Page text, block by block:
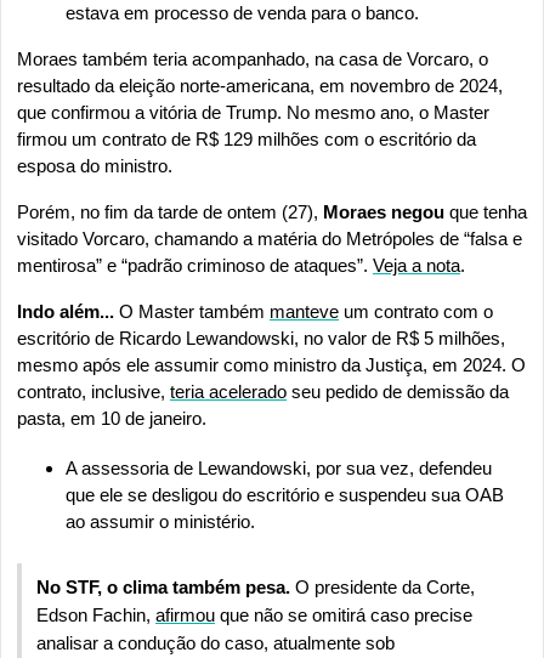
estava em processo de venda para o banco.
Moraes também teria acompanhado, na casa de Vorcaro, o
resultado da eleição norte-americana, em novembro de 2024,
que confirmou a vitória de Trump. No mesmo ano, o Master
firmou um contrato de R$ 129 milhões com o escritório da
esposa do ministro.
Porém, no fim da tarde de ontem (27), Moraes negou que tenha
visitado Vorcaro, chamando a matéria do Metrópoles de “falsa e
mentirosa” e “padrão criminoso de ataques”. Veja a nota.
Indo além... O Master também manteve um contrato com o
escritório de Ricardo Lewandowski, no valor de R$ 5 milhões,
mesmo após ele assumir como ministro da Justiça, em 2024. O
contrato, inclusive, teria acelerado seu pedido de demissão da
pasta, em 10 de janeiro.
A assessoria de Lewandowski, por sua vez, defendeu
que ele se desligou do escritório e suspendeu sua OAB
ao assumir o ministério.
No STF, o clima também pesa. O presidente da Corte,
Edson Fachin, afirmou que não se omitirá caso precise
analisar a condução do caso, atualmente sob